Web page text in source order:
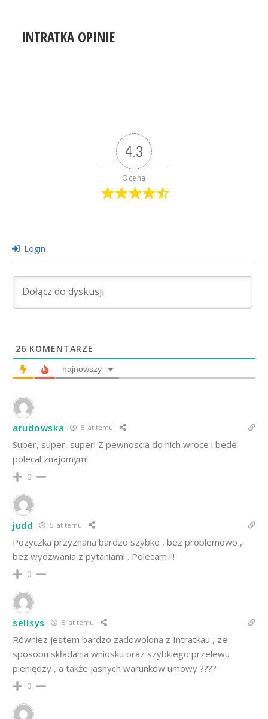
INTRATKA OPINIE
4.3
Ocena
Login
26 KOMENTARZE
najnowszy
arudowska 5 lat temu
Super, super, super! Z pewnoscia do nich wroce i bede
polecal znajomym!
0
judd 5 lat temu
Pozyczka przyznana bardzo szybko , bez problemowo ,
bez wydzwania z pytaniami . Polecam !!!
0
sellsys 5 lat temu
Równiez jestem bardzo zadowolona z Intratkau , ze
sposobu składania wniosku oraz szybkiego przelewu
pieniędzy , a także jasnych warunków umowy ????
0